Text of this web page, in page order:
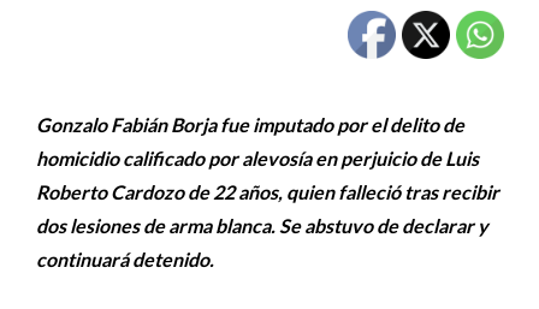
Gonzalo Fabián Borja fue imputado por el delito de
homicidio calificado por alevosía en perjuicio de Luis
Roberto Cardozo de 22 años, quien falleció tras recibir
dos lesiones de arma blanca. Se abstuvo de declarar y
continuará detenido.